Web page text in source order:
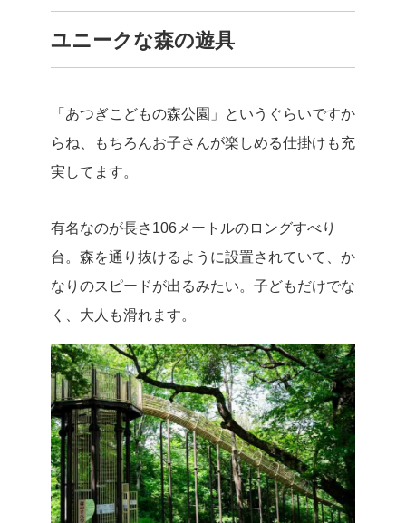
ユニークな森の遊具
「あつぎこどもの森公園」というぐらいですか
らね、もちろんお子さんが楽しめる仕掛けも充
実してます。
有名なのが長さ106メートルのロングすべり
台。森を通り抜けるように設置されていて、か
なりのスピードが出るみたい。子どもだけでな
く、大人も滑れます。